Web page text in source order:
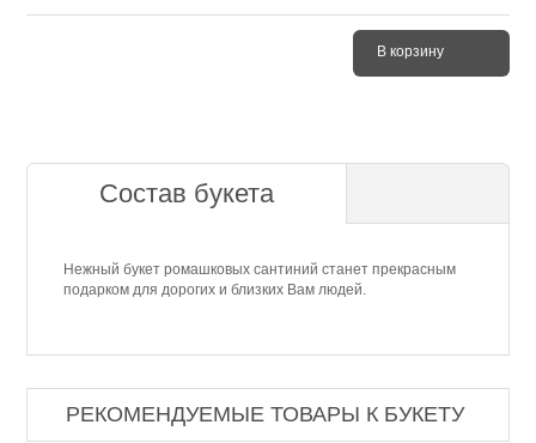
В корзину
Состав букета
Нежный букет ромашковых сантиний станет прекрасным
подарком для дорогих и близких Вам людей.
РЕКОМЕНДУЕМЫЕ ТОВАРЫ К БУКЕТУ